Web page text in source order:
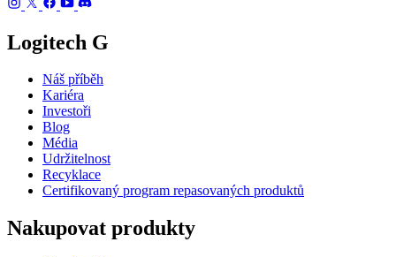
Logitech G
Náš příběh
Kariéra
Investoři
Blog
Média
Udržitelnost
Recyklace
Certifikovaný program repasovaných produktů
Nakupovat produkty